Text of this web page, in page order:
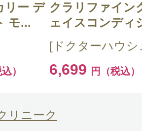
様は、マイページの「購
コミ投稿すると1 商品に
ントプレゼント！
リー デ
モ...
）
クラリファイン
ェイスコンディ
[ドクターハウシ
6,699 円（税込）
リニーク